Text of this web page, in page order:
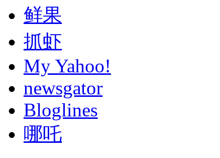
鲜果
抓虾
My Yahoo!
newsgator
Bloglines
哪吒